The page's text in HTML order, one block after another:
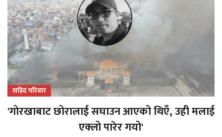
सहिद परिवार
'गोरखाबाट छोरालाई सघाउन आएको थिएँ, उही मलाई
एक्लो पारेर गयो'